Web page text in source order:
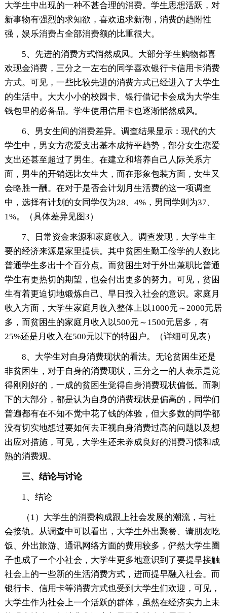
大学生中出现的一种不甚合理的消费。学生思想活跃，对
新事物有强烈的求知欲，喜欢追求新潮，消费的趋附性
强，娱乐消费占全部消费额的比重很大。
5、先进的消费方式悄然成风。大部分学生购物都喜
欢现金消费，三分之一左右的同学喜欢银行卡信用卡消费
方式。可见，一些比较先进的消费方式已经进入了大学生
的生活中。大大小小的校园卡、银行借记卡会成为大学生
钱包里的必备品。学生使用信用卡也逐渐悄然成风。
6、男女生间的消费差异。调查结果显示：现代的大
学生中，男女方恋爱支出基本成持平趋势，部分女生恋爱
支出还甚至超过了男生。在建立和培养自己人际关系方
面，男生的开销远比女生大，而在形象包装方面，女生又
会略胜一酬。在对于是否会计划月生活费的这一项调查
中，选择有计划的女同学仅为28、4%，男同学则为37、
1%。（具体差异见图3）
7、日常资金来源和家庭收入。调查发现，大学生主
要的经济来源是家里提供。其中贫困生勤工俭学的人数比
普通学生多出十个百分点。而贫困生对于外出兼职比普通
学生有更热切的期望，也会付出更多的努力。可见，贫困
生有着更迫切地锻炼自己、早日投入社会的意识。家庭月
收入方面，大学生家庭月收入整体上以1000元～2000元居
多，而贫困生的家庭月收入以500元～1500元居多，有
25%还是月收入在500元以下的特困户。（详细可见表）
8、大学生对自身消费现状的看法。无论贫困生还是
非贫困生，对于自身的消费现状，三分之一的人表示是觉
得刚刚好的，一成的贫困生觉得自身消费现状偏低。而剩
下的大部分，都是认为自身的消费现状是偏高的，同学们
普遍都有在不知不觉中花了钱的体验，但大多数的同学都
没有切实地想过要如何去正视自身消费过高的问题以及想
出应对措施，可见，大学生还未养成良好的消费习惯和成
熟的消费观。
三、结论与讨论
1、结论
（1）大学生的消费构成跟上社会发展的潮流，与社
会接轨。从调查中可以看出，大学生外出聚餐、请朋友吃
饭、外出旅游、通讯网络方面的费用较多，俨然大学生圈
子也成了一个小社会，大学生更多地意识到了要提早接触
社会上的一些新的生活消费方式，进而提早融入社会。而
银行卡、信用卡等消费方式也受到大学生们欢迎，可见，
大学生作为社会上一个活跃的群体，虽然在经济实力上未